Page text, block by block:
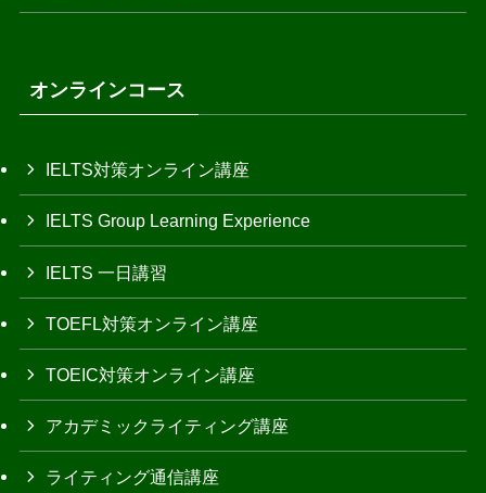
オンラインコース
IELTS対策オンライン講座
IELTS Group Learning Experience
IELTS 一日講習
TOEFL対策オンライン講座
TOEIC対策オンライン講座
アカデミックライティング講座
ライティング通信講座